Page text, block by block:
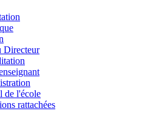
Directeur
de l'école
rattachées